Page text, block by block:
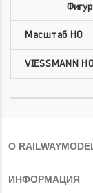
О
ИНФОРМАЦИЯ